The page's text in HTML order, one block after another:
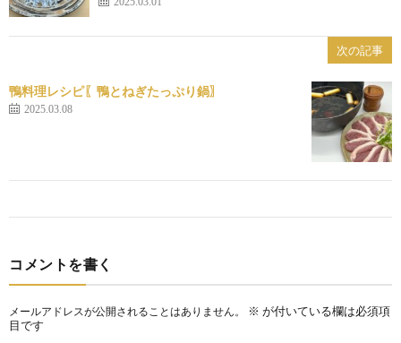
次の記事
鴨料理レシピ〖鴨とねぎたっぷり鍋〗
2025.03.08
コメントを書く
メールアドレスが公開されることはありません。 ※ が付いている欄は必須項
目です